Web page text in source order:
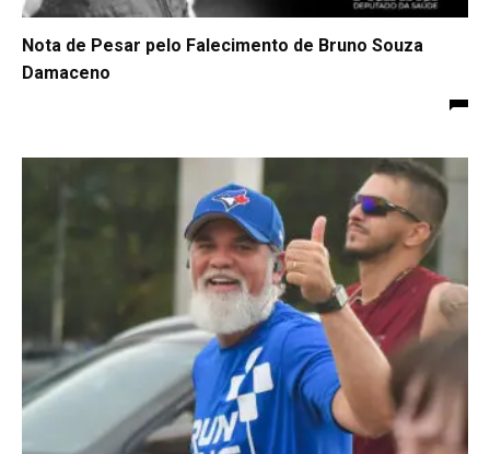
Nota de Pesar pelo Falecimento de Bruno Souza
Damaceno